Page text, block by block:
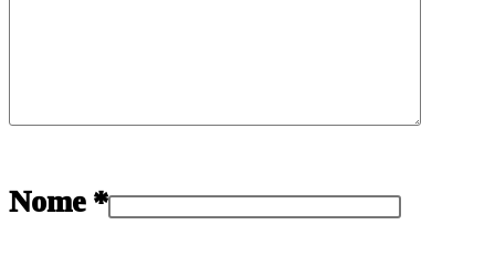
Nome *